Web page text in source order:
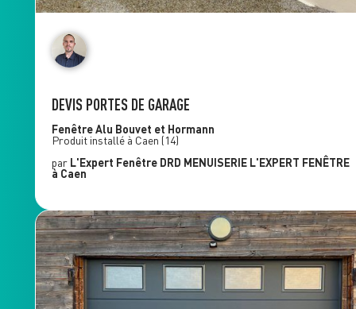
DEVIS PORTES DE GARAGE
Fenêtre Alu Bouvet et Hormann
Produit installé à Caen (14)
par L'Expert Fenêtre DRD MENUISERIE L'EXPERT FENÊTRE
à Caen